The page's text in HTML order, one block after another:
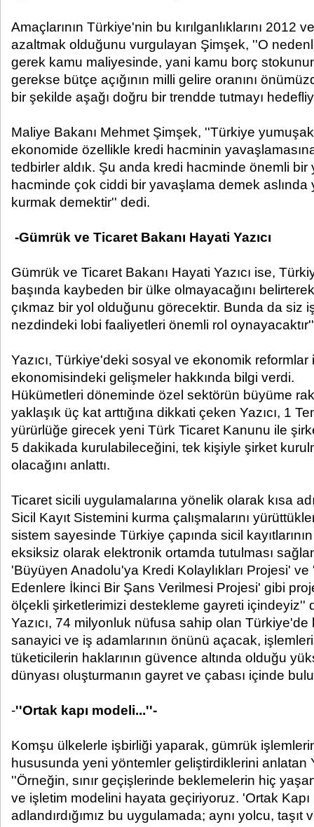
Amaçlarının Türkiye'nin bu kırılganlıklarını 2012
azaltmak olduğunu vurgulayan Şimşek, ''O
gerek kamu maliyesinde, yani kamu borç
gerekse bütçe açığının milli gelire oranını
bir şekilde aşağı doğru bir trendde tutmayı
Maliye Bakanı Mehmet Şimşek, ''Türkiye
ekonomide özellikle kredi hacminin
tedbirler aldık. Şu anda kredi hacminde önemli
hacminde çok ciddi bir yavaşlama demek
kurmak demektir'' dedi.
-Gümrük ve Ticaret Bakanı Hayati Yazıcı
Gümrük ve Ticaret Bakanı Hayati Yazıcı ise,
başında kaybeden bir ülke olmayacağını
çıkmaz bir yol olduğunu görecektir. Bunda da siz
nezdindeki lobi faaliyetleri önemli rol
Yazıcı, Türkiye'deki sosyal ve ekonomik reformlar
ekonomisindeki gelişmeler hakkında bilgi verdi.
Hükümetleri döneminde özel sektörün büyüme
yaklaşık üç kat arttığına dikkati çeken Yazıcı, 1
yürürlüğe girecek yeni Türk Ticaret Kanunu ile
5 dakikada kurulabileceğini, tek kişiyle şirket
olacağını anlattı.
Ticaret sicili uygulamalarına yönelik olarak kısa
Sicil Kayıt Sistemini kurma çalışmalarını
sistem sayesinde Türkiye çapında sicil
eksiksiz olarak elektronik ortamda tutulması
'Büyüyen Anadolu'ya Kredi Kolaylıkları Projesi'
Edenlere İkinci Bir Şans Verilmesi Projesi' gibi
ölçekli şirketlerimizi destekleme gayreti içindeyiz''
Yazıcı, 74 milyonluk nüfusa sahip olan
sanayici ve iş adamlarının önünü açacak,
tüketicilerin haklarının güvence altında olduğu
dünyası oluşturmanın gayret ve çabası içinde
-''Ortak kapı modeli...''-
Komşu ülkelerle işbirliği yaparak, gümrük
hususunda yeni yöntemler geliştirdiklerini anlatan
''Örneğin, sınır geçişlerinde beklemelerin hiç
ve işletim modelini hayata geçiriyoruz. 'Ortak
adlandırdığımız bu uygulamada; aynı yolcu,